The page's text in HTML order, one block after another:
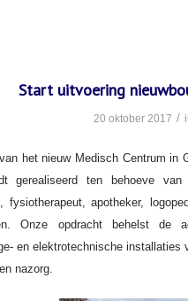
Start uitvoering
20 oktober 2017 /
het nieuw Medisch Centrum in
gerealiseerd ten behoeve
fysiotherapeut, apotheker,
Onze opdracht behelst de
en elektrotechnische
nazorg.